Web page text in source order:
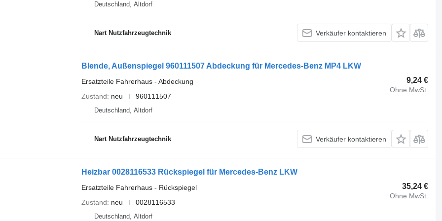
Deutschland, Altdorf
Nart Nutzfahrzeugtechnik Verkäufer kontaktieren
Blende, Außenspiegel 960111507 Abdeckung für Mercedes-Benz MP4 LKW
9,24 €
Ohne MwSt.
Ersatzteile Fahrerhaus - Abdeckung
Zustand
neu 960111507
Deutschland, Altdorf
Nart Nutzfahrzeugtechnik Verkäufer kontaktieren
Heizbar 0028116533 Rückspiegel für Mercedes-Benz LKW
35,24 €
Ohne MwSt.
Ersatzteile Fahrerhaus - Rückspiegel
Zustand
neu 0028116533
Deutschland, Altdorf